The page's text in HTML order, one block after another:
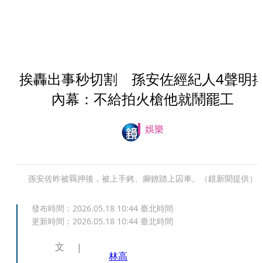
挨轟出事秒切割 孫安佐經紀人4聲明
內幕：不給拍火槍他就鬧罷工
娛樂
孫安佐昨被羈押後，被上手銬、腳鐐踏上囚車。（鏡新聞提供）
發布時間： 2026.05.18 10:44 臺北時間
更新時間： 2026.05.18 10:44 臺北時間
文
林高